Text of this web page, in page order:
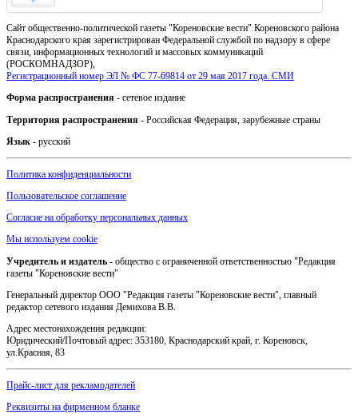
Сайт общественно-политической газеты "Кореновские вести" Кореновского района
Краснодарского края зарегистрирован Федеральной службой по надзору в сфере
связи, информационных технологий и массовых коммуникаций
(РОСКОМНАДЗОР),
Регистрационный номер ЭЛ № ФС 77-69814 от 29 мая 2017 года. СМИ
Форма распространения - сетевое издание
Территория распространения - Российская Федерация, зарубежные страны
Язык - русский
Политика конфиденциальности
Пользовательское соглашение
Согласие на обработку персональных данных
Мы используем cookie
Учредитель и издатель - общество с ограниченной ответственностью "Редакция
газеты "Кореновские вести"
Генеральный директор ООО "Редакция газеты "Кореновские вести", главный
редактор сетевого издания Демихова В.В.
Адрес местонахождения редакции:
Юридический/Почтовый адрес: 353180, Краснодарский край, г. Кореновск,
ул.Красная, 83
Прайс-лист для рекламодателей
Реквизиты на фирменном бланке